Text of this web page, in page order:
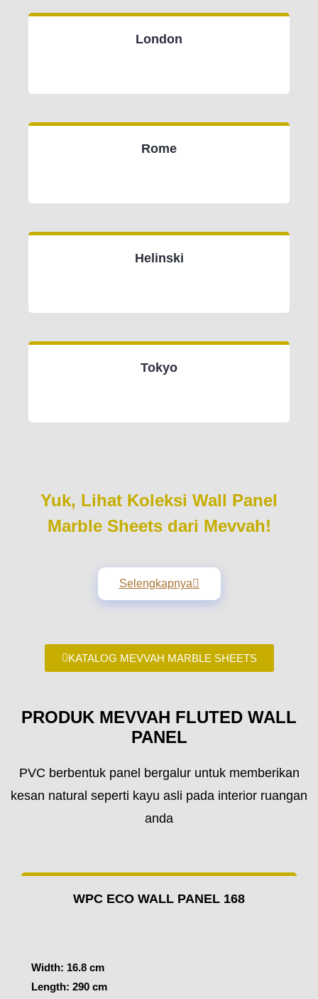
London
Rome
Helinski
Tokyo
Yuk, Lihat Koleksi Wall Panel
Marble Sheets dari Mevvah!
Selengkapnya
KATALOG MEVVAH MARBLE SHEETS
PRODUK MEVVAH FLUTED WALL
PANEL
PVC berbentuk panel bergalur untuk memberikan
kesan natural seperti kayu asli pada interior ruangan
anda
WPC ECO WALL PANEL 168
Width: 16.8 cm
Length: 290 cm